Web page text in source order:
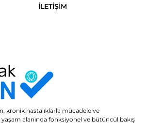
kronik hastalıklarla mücadele ve
yaşam alanında fonksiyonel ve bütüncül bakış
İLETIŞIM